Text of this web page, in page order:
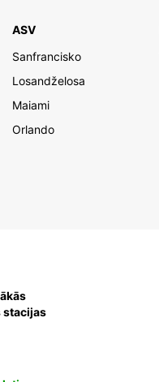
ASV
Sanfrancisko
Losandželosa
Maiami
Orlando
stacijas